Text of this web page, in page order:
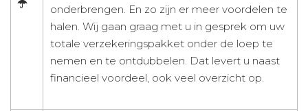
onderbrengen. En zo zijn er meer voordelen te
halen. Wij gaan graag met u in gesprek om uw
totale verzekeringspakket onder de loep te
nemen en te ontdubbelen. Dat levert u naast
financieel voordeel, ook veel overzicht op.